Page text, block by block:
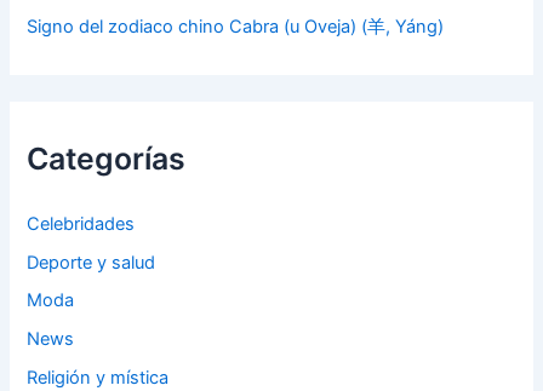
Signo del zodiaco chino Cabra (u Oveja) (羊, Yáng)
Categorías
Celebridades
Deporte y salud
Moda
News
Religión y mística